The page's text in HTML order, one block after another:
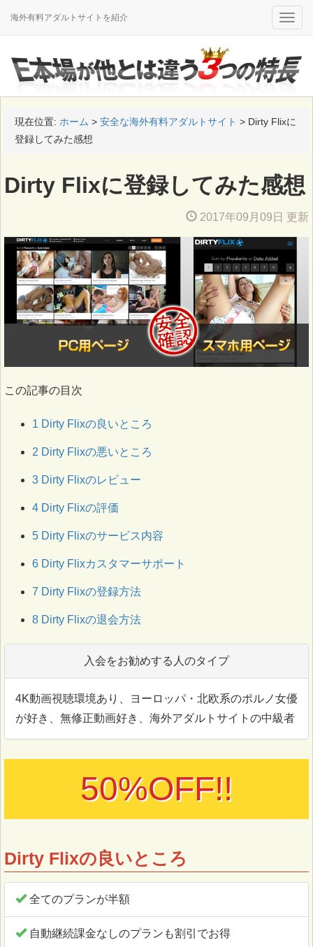
Toggle
海外有料アダルトサイトを紹介
現在位置: ホーム > 安全な海外有料アダルトサイト > Dirty Flixに
登録してみた感想
Dirty Flixに登録してみた感想
2017年09月09日 更新
この記事の目次
1 Dirty Flixの良いところ
2 Dirty Flixの悪いところ
3 Dirty Flixのレビュー
4 Dirty Flixの評価
5 Dirty Flixのサービス内容
6 Dirty Flixカスタマーサポート
7 Dirty Flixの登録方法
8 Dirty Flixの退会方法
入会をお勧めする人のタイプ
4K動画視聴環境あり、ヨーロッパ・北欧系のポルノ女優
が好き、無修正動画好き、海外アダルトサイトの中級者
50%OFF!!
Dirty Flixの良いところ
全てのプランが半額
自動継続課金なしのプランも割引でお得